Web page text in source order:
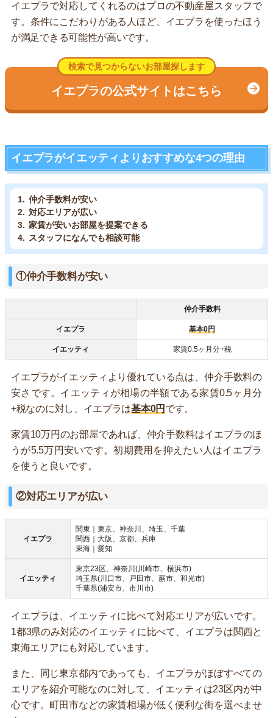
イエプラで対応してくれるのはプロの不動産屋スタッフで
す。条件にこだわりがある人ほど、イエプラを使ったほう
が満足できる可能性が高いです。
検索で見つからないお部屋探します
イエプラの公式サイトはこちら
イエプラがイエッティよりおすすめな4つの理由
仲介手数料が安い
対応エリアが広い
家賃が安いお部屋を提案できる
スタッフになんでも相談可能
①仲介手数料が安い
仲介手数料
イエプラ 基本0円
イエッティ 家賃0.5ヶ月分+税
イエプラがイエッティより優れている点は、仲介手数料の
安さです。イエッティが相場の半額である家賃0.5ヶ月分
+税なのに対し、イエプラは基本0円 です。
家賃10万円のお部屋であれば、仲介手数料はイエプラのほ
うが5.5万円安いです。初期費用を抑えたい人はイエプラ
を使うと良いです。
②対応エリアが広い
イエプラ
関東｜東京、神奈川、埼玉、千葉
関西｜大阪、京都、兵庫
東海｜愛知
イエッティ
東京23区、神奈川(川崎市、横浜市)
埼玉県(川口市、戸田市、蕨市、和光市)
千葉県(浦安市、市川市)
イエプラは、イエッティに比べて対応エリアが広いです。
1都3県のみ対応のイエッティに比べて、イエプラは関西と
東海エリアにも対応しています。
また、同じ東京都内であっても、イエプラがほぼすべての
エリアを紹介可能なのに対して、イエッティは23区内が中
心です。町田市などの家賃相場が低く便利な街を選べませ